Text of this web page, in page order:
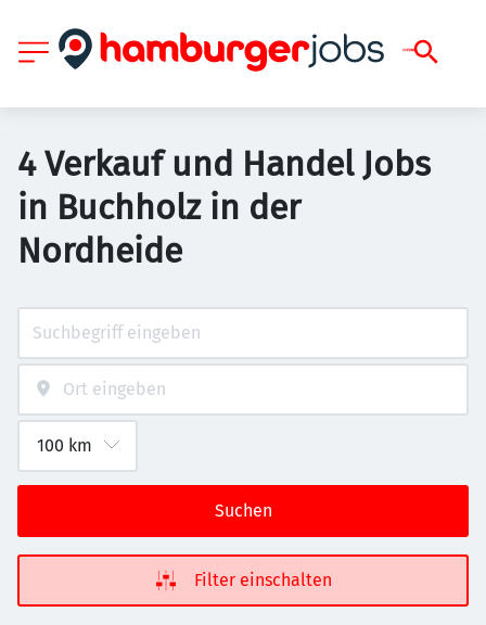
4 Verkauf und Handel Jobs
in Buchholz in der
Nordheide
Suchen
Filter einschalten